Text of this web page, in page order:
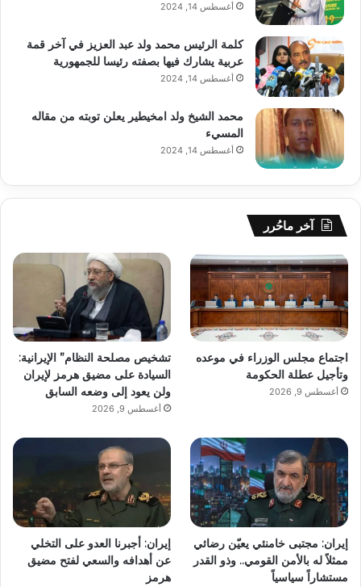
أغسطس 14, 2024
كلمة الرئيس محمد ولد عبد العزيز في آخر قمة
عربية يشارك فيها بصفته رئيسا للجمهورية
أغسطس 14, 2024
محمد الشيخ ولد امخيطير يعلن توبته من مقاله
المسيء
أغسطس 14, 2024
آخر ماحُرر
اجتماع مجلس الوزراء في موعده
وتأجيل عطلة الحكومة
أغسطس 9, 2026
تشخيص مصلحة النظام” الإيرانية:
السيادة على مضيق هرمز لإيران
ولن يعود إلى وضعه السابق
أغسطس 9, 2026
إيران: مجتبى خامنئي يعيّن رضائي
ممثلاً له بالأمن القومي.. وذو القدر
مستشاراً سياسياً
إيران: أجبرنا العدو على التخلي
عن أهدافه والسعي لفتح مضيق
هرمز